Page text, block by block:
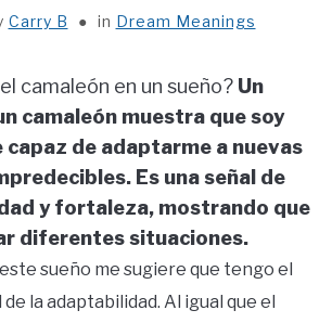
IDEAS
Carry B in Dream Meanings
camaleón en un sueño? Un
camaleón muestra que soy
de adaptarme a nuevas
Es una señal de
y fortaleza, mostrando que
diferentes situaciones.
sueño me sugiere que tengo el
la adaptabilidad. Al igual que el